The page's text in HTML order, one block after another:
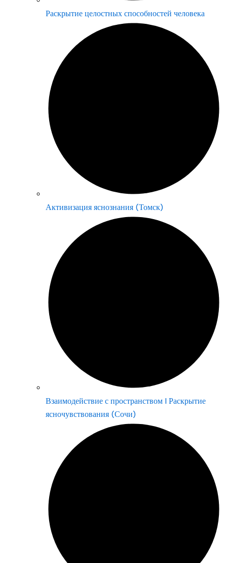
Раскрытие целостных способностей человека
Активизация яснознания (Томск)
Взаимодействие с пространством | Раскрытие
ясночувствования (Сочи)